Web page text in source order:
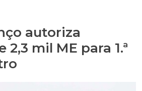
autoriza
2,3 mil ME para 1.ª